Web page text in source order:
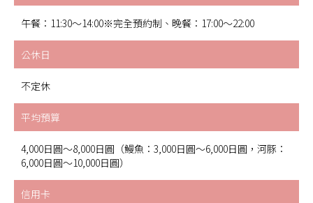
午餐：11:30～14:00※完全預約制、晚餐：17:00～22:00
公休日
不定休
平均預算
4,000日圓～8,000日圓（鰻魚：3,000日圓～6,000日圓，河豚：
6,000日圓～10,000日圓）
信用卡